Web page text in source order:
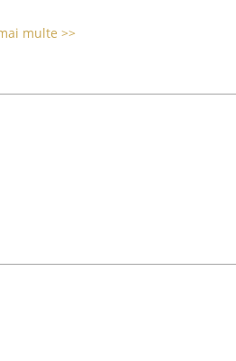
multe >>